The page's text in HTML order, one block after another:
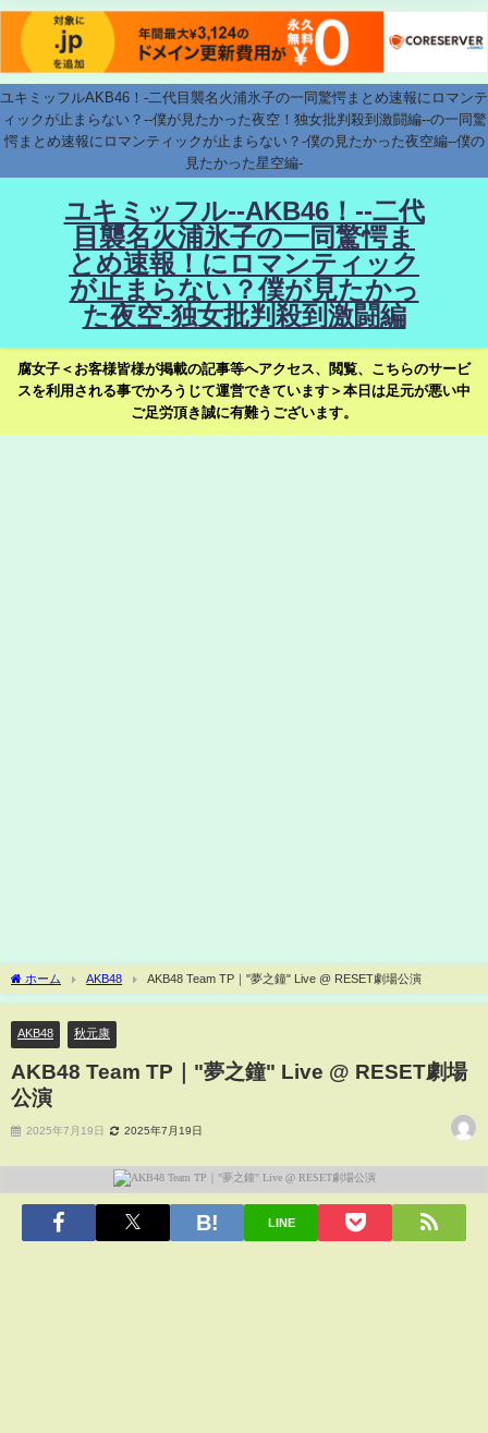
ユキミッフルAKB46！-二代目襲名火浦氷子の一同驚愕まとめ速報にロマンテ
ィックが止まらない？--僕が見たかった夜空！独女批判殺到激闘編--の一同驚
愕まとめ速報にロマンティックが止まらない？-僕の見たかった夜空編--僕の
見たかった星空編-
ユキミッフル--AKB46！--二代
目襲名火浦氷子の一同驚愕ま
とめ速報！にロマンティック
が止まらない？僕が見たかっ
た夜空-独女批判殺到激闘編
腐女子＜お客様皆様が掲載の記事等へアクセス、閲覧、こちらのサービ
スを利用される事でかろうじて運営できています＞本日は足元が悪い中
ご足労頂き誠に有難うございます。
ホーム AKB48 AKB48 Team TP｜"夢之鐘" Live @ RESET劇場公演
AKB48 秋元康
AKB48 Team TP｜"夢之鐘" Live @ RESET劇場
公演
2025年7月19日 2025年7月19日
LINE